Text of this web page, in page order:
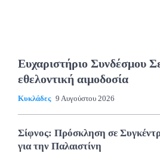
Ευχαριστήριο Συνδέσμου
εθελοντική αιμοδοσία
Κυκλάδες 9 Αυγούστου 2026
Σίφνος: Πρόσκληση σε
για την Παλαιστίνη